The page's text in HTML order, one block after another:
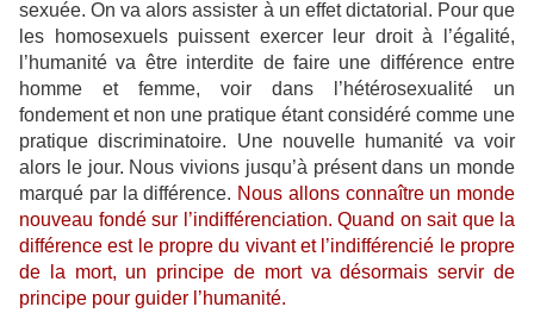
sexuée. On va alors assister à un effet dictatorial. Pour que
les homosexuels puissent exercer leur droit à l’égalité,
l’humanité va être interdite de faire une différence entre
homme et femme, voir dans l’hétérosexualité un
fondement et non une pratique étant considéré comme une
pratique discriminatoire. Une nouvelle humanité va voir
alors le jour. Nous vivions jusqu’à présent dans un monde
marqué par la différence. Nous allons connaître un monde
nouveau fondé sur l’indifférenciation. Quand on sait que la
différence est le propre du vivant et l’indifférencié le propre
de la mort, un principe de mort va désormais servir de
principe pour guider l’humanité.